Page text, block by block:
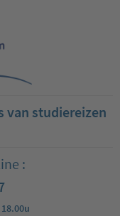
van studiereizen
: